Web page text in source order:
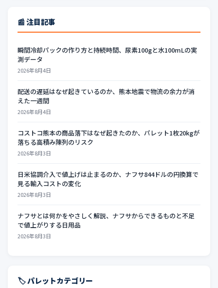
📰 注目記事
瞬間冷却パックの作り方と持続時間、尿素100gと水100mLの実
測データ
2026年8月4日
配送の遅延はなぜ起きているのか、熊本地震で物流の余力が消
えた一週間
2026年8月4日
コストコ熊本の商品落下はなぜ起きたのか、パレット1枚20kgが
落ちる高積み陳列のリスク
2026年8月3日
日米協調介入で値上げは止まるのか、ナフサ844ドルの円換算で
見る輸入コストの変化
2026年8月3日
ナフサとは何かをやさしく解説、ナフサからできるものと不足
で値上がりする日用品
2026年8月3日
🏷️ パレットカテゴリー